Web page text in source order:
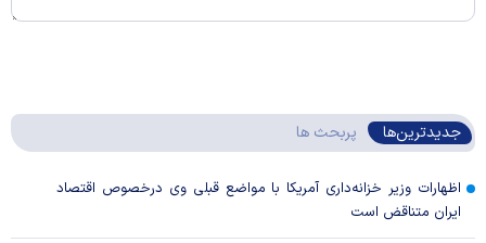
جدیدترین‌ها پربحث ها
اظهارات وزیر خزانه‌داری آمریکا با مواضع قبلی وی درخصوص اقتصاد
ایران متناقض است